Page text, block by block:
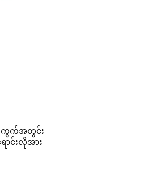
ကွက်အတွင်း
င်းလိုအား